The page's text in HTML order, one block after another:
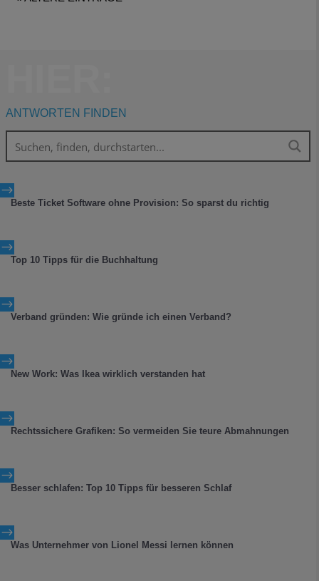
ANTWORTEN FINDEN
$
Beste Ticket Software ohne Provision: So sparst du richtig
$
Top 10 Tipps für die Buchhaltung
$
Verband gründen: Wie gründe ich einen Verband?
$
New Work: Was Ikea wirklich verstanden hat
$
Rechtssichere Grafiken: So vermeiden Sie teure Abmahnungen
$
Besser schlafen: Top 10 Tipps für besseren Schlaf
$
Was Unternehmer von Lionel Messi lernen können